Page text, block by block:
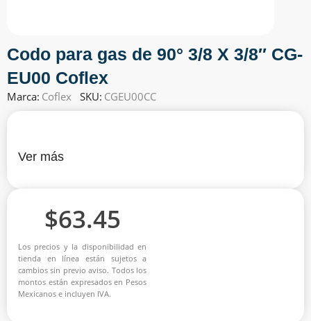
Codo para gas de 90° 3/8 X 3/8″ CG-
EU00 Coflex
Marca: Coflex SKU: CGEU00CC
Ver más
$63.45
Los precios y la disponibilidad en
tienda en línea están sujetos a
cambios sin previo aviso. Todos los
montos están expresados en Pesos
Mexicanos e incluyen IVA.